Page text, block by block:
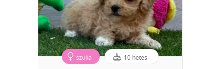
szuka 10 hetes